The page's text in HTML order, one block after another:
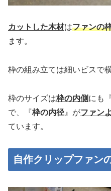
カットした木材はファンの
ます。
枠の組み立ては細いビスで
枠のサイズは枠の内側 にも
で、『枠の内径 』がファン
ています。
自作クリップファン